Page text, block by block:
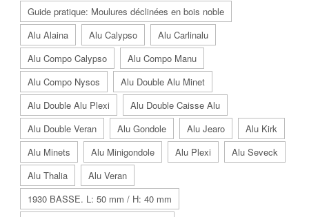
Guide pratique: Moulures déclinées en bois noble
Alu Alaina
Alu Calypso
Alu Carlinalu
Alu Compo Calypso
Alu Compo Manu
Alu Compo Nysos
Alu Double Alu Minet
Alu Double Alu Plexi
Alu Double Caisse Alu
Alu Double Veran
Alu Gondole Alu Jearo
Alu Kirk
Alu Minets
Alu Minigondole Alu Plexi
Alu Seveck
Alu Thalia
Alu Veran
1930 BASSE. L: 50 mm / H: 40 mm